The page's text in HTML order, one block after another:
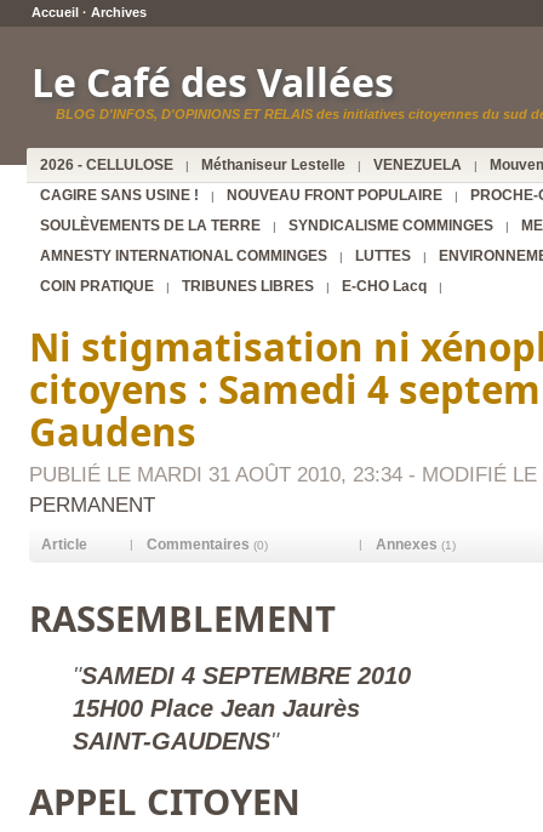
Accueil · Archives
Le Café des Vallées
BLOG D'INFOS, D'OPINIONS ET RELAIS des initiatives citoyennes du sud
2026 - CELLULOSE | Méthaniseur Lestelle | VENEZUELA |
CAGIRE SANS USINE !
| NOUVEAU FRONT POPULAIRE |
PROCHE-
SOULÈVEMENTS DE LA TERRE
| SYNDICALISME COMMINGES |
AMNESTY INTERNATIONAL COMMINGES
| LUTTES |
COIN PRATIQUE
| TRIBUNES LIBRES | E-CHO Lacq |
Ni stigmatisation ni
citoyens : Samedi 4
Gaudens
PUBLIÉ LE MARDI 31 AOÛT 2010, 23:34 - MODIFIÉ
PERMANENT
Article | Commentaires (0) | Annexes (1)
RASSEMBLEMENT
SAMEDI 4 SEPTEMBRE 2010
15H00 Place Jean Jaurès
SAINT-GAUDENS
APPEL CITOYEN